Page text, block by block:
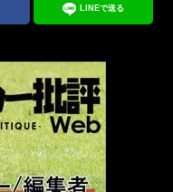
LINEで送る